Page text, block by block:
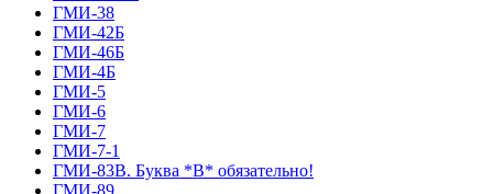
ГМИ-38
ГМИ-42Б
ГМИ-46Б
ГМИ-4Б
ГМИ-5
ГМИ-6
ГМИ-7
ГМИ-7-1
ГМИ-83В. Буква *В* обязательно!
ГМИ-89